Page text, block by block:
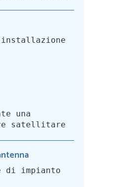
una
satellitare
di impianto